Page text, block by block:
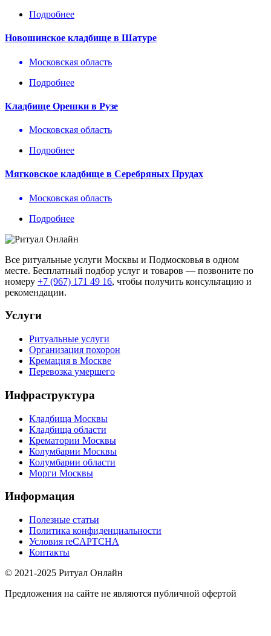
Подробнее
Новошинское кладбище в Шатуре
Московская область
Подробнее
Кладбище Орешки в Рузе
Московская область
Подробнее
Мягковское кладбище в Серебряных Прудах
Московская область
Подробнее
Все ритуальные услуги Москвы и Подмосковья в одном
месте. Бесплатный подбор услуг и товаров — позвоните по
номеру +7 (967) 171 49 16, чтобы получить консультацию и
рекомендации.
Услуги
Ритуальные услуги
Организация похорон
Кремация в Москве
Перевозка умершего
Инфраструктура
Кладбища Москвы
Кладбища области
Крематории Москвы
Колумбарии Москвы
Колумбарии области
Морги Москвы
Информация
Полезные статьи
Политика конфиденциальности
Условия reCAPTCHA
Контакты
© 2021-2025 Ритуал Онлайн
Предложения на сайте не являются публичной офертой